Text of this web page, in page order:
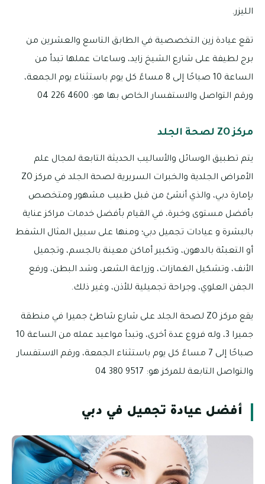
الليزر.
تقع عيادة زين التخصصية في الطابق التاسع والعشرين من
برج لطيفة على شارع الشيخ زايد، وساعات عملها تبدأ من
الساعة 10 صباحًا إلى 8 مساءً كل يوم باستثناء يوم الجمعة،
ورقم التواصل والاستفسار الخاص بها هو: 4600 226 04
مركز ZO لصحة الجلد
يتم تطبيق الوسائل والأساليب الحديثة التابعة لمجال علم
الأمراض الجلدية والخبرات السريرية لصحة الجلد في مركز ZO
بإمارة دبي، والذي أنشئ من قبل طبيب مشهور ومتخصص
بأفضل مستوى وخبرة، في القيام بأفضل خدمات مراكز عناية
بالبشرة و عيادات تجميل دبي؛ ومنها على سبيل المثال الشفط
أو التعبئة بالدهون، وتكبير أماكن معينة بالجسم، وتجميل
الأنف، وتشكيل الغمازات، وزراعة الشعر، وشد البطن، ورفع
الجفن العلوي، وجراحة تجميلية للأذن، وغير ذلك.
يقع مركز ZO لصحة الجلد على شارع شاطئ جميرا في منطقة
جميرا 3، وله فروع عدة أخرى، وتبدأ مواعيد عمله من الساعة 10
صباحًا إلى 7 مساءً كل يوم باستثناء الجمعة، ورقم الاستفسار
والتواصل التابعة للمركز هو: 9517 380 04
أفضل عيادة تجميل في دبي